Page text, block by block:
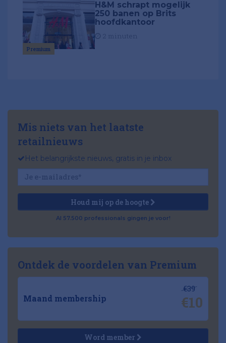
Premium
H&M schrapt mogelijk
250 banen op Brits
hoofdkantoor
Mis niets van het laatste
retailnieuws
Het belangrijkste nieuws, gratis in je inbox
Houd mij op de hoogte
Al 57.500 professionals gingen je voor!
Ontdek de voordelen van Premium
Maand membership
€39
€10
Word member